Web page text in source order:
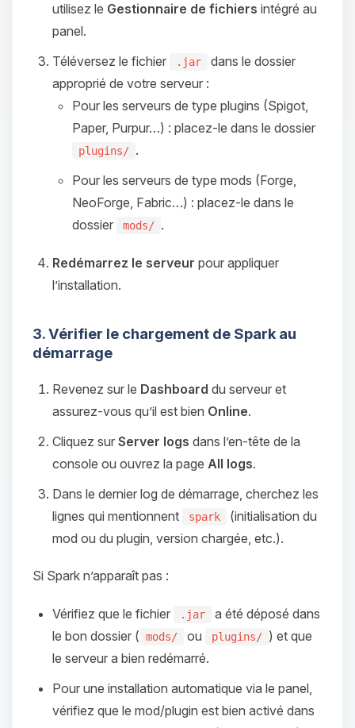
utilisez le Gestionnaire de fichiers intégré au
panel.
Téléversez le fichier
.jar
dans le dossier
approprié de votre serveur :
Pour les serveurs de type plugins (Spigot,
Paper, Purpur…) : placez-le dans le dossier
plugins/ .
Pour les serveurs de type mods (Forge,
NeoForge, Fabric…) : placez-le dans le
dossier
mods/ .
Redémarrez le serveur pour appliquer
l’installation.
3. Vérifier le chargement de Spark au
démarrage
Revenez sur le Dashboard du serveur et
assurez‑vous qu’il est bien Online.
Cliquez sur Server logs dans l’en‑tête de la
console ou ouvrez la page All logs.
Dans le dernier log de démarrage, cherchez les
lignes qui mentionnent
spark
(initialisation du
mod ou du plugin, version chargée, etc.).
Si Spark n’apparaît pas :
Vérifiez que le fichier .jar
a été déposé dans
le bon dossier ( mods/ ou plugins/ ) et que
le serveur a bien redémarré.
Pour une installation automatique via le panel,
vérifiez que le mod/plugin est bien activé dans
Youpi, enfin quelqu’un pour me